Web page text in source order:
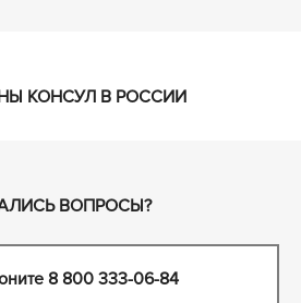
КОНСУЛ В РОССИИ
ВОПРОСЫ?
8 800 333-06-84